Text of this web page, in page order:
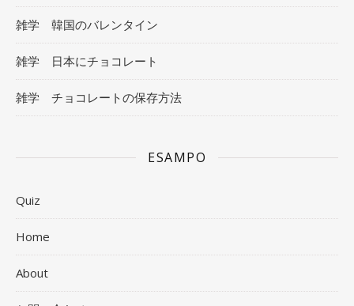
雑学 韓国のバレンタイン
雑学 日本にチョコレート
雑学 チョコレートの保存方法
ESAMPO
Quiz
Home
About